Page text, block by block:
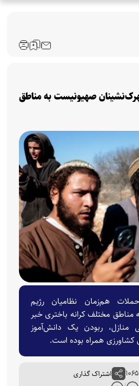
صهیونیست به مناطق
هم‌زمان نظامیان رژیم
مختلف کرانه باختری خبر
منازل، ربودن یک دانش‌آموز
همراه بوده است.
اشتراک گذاری